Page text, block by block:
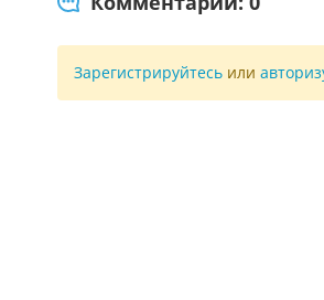
Зарегистрируйтесь или